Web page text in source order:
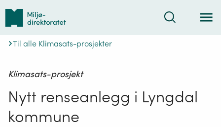
Tilbake
forsiden
Søk
Til alle Klimasats-prosjekter
Klimasats-prosjekt
Nytt renseanlegg i Lyngdal
kommune